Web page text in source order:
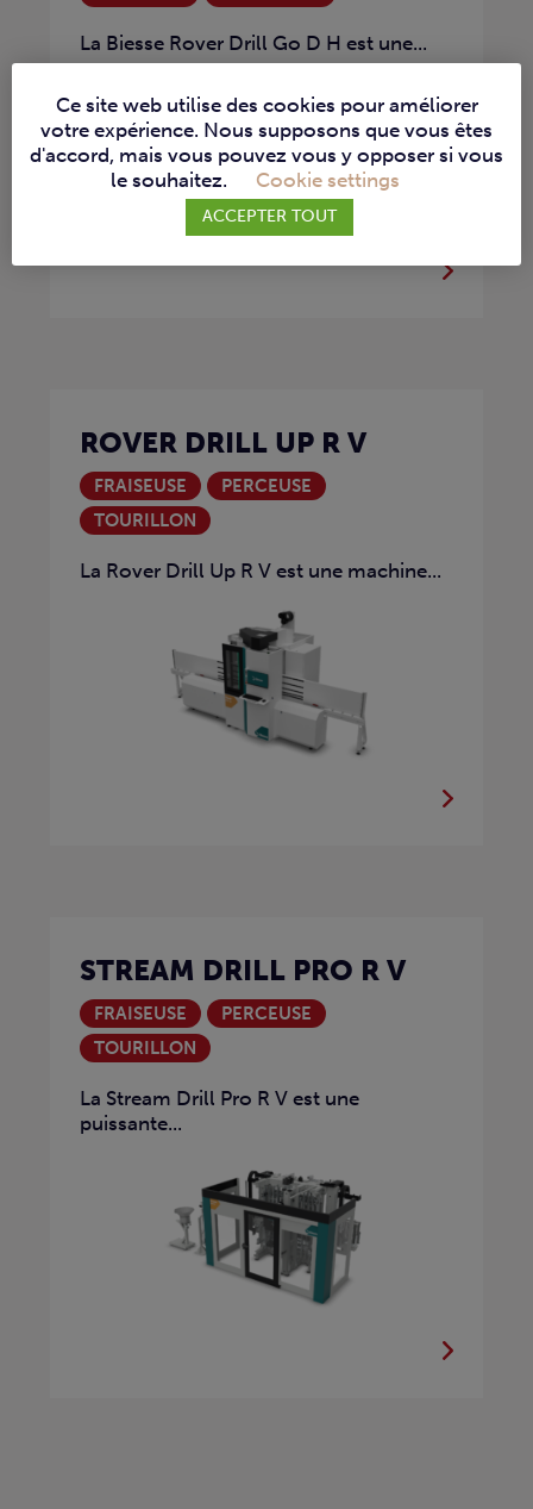
La Biesse Rover Drill Go D H est une...
ROVER DRILL UP R V
FRAISEUSE
PERCEUSE
TOURILLON
La Rover Drill Up R V est une machine...
STREAM DRILL PRO R V
FRAISEUSE
PERCEUSE
TOURILLON
La Stream Drill Pro R V est une
puissante...
Ce site web utilise des cookies pour améliorer
votre expérience. Nous supposons que vous êtes
d'accord, mais vous pouvez vous y opposer si vous
le souhaitez.
Cookie settings
ACCEPTER TOUT